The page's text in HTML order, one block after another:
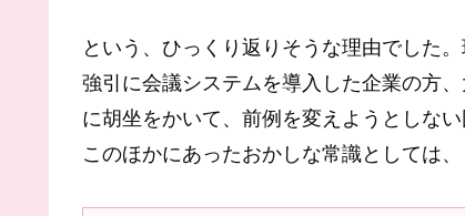
という、ひっくり返りそうな理由でした
強引に会議システムを導入した企業の方
に胡坐をかいて、前例を変えようとしない
このほかにあったおかしな常識としては、